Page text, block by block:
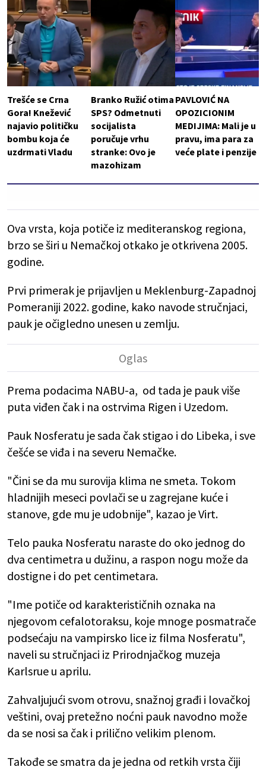
Trešće se Crna
Gora! Knežević
najavio političku
bombu koja će
uzdrmati Vladu
Branko Ružić otima
SPS? Odmetnuti
socijalista
poručuje vrhu
stranke: Ovo je
mazohizam
PAVLOVIĆ NA
OPOZICIONIM
MEDIJIMA: Mali je u
pravu, ima para za
veće plate i penzije
Ova vrsta, koja potiče iz mediteranskog regiona,
brzo se širi u Nemačkoj otkako je otkrivena 2005.
godine.
Prvi primerak je prijavljen u Meklenburg-Zapadnoj
Pomeraniji 2022. godine, kako navode stručnjaci,
pauk je očigledno unesen u zemlju.
Prema podacima NABU-a, od tada je pauk više
puta viđen čak i na ostrvima Rigen i Uzedom.
Pauk Nosferatu je sada čak stigao i do Libeka, i sve
češće se viđa i na severu Nemačke.
"Čini se da mu surovija klima ne smeta. Tokom
hladnijih meseci povlači se u zagrejane kuće i
stanove, gde mu je udobnije", kazao je Virt.
Telo pauka Nosferatu naraste do oko jednog do
dva centimetra u dužinu, a raspon nogu može da
dostigne i do pet centimetara.
"Ime potiče od karakterističnih oznaka na
njegovom cefalotoraksu, koje mnoge posmatrače
podsećaju na vampirsko lice iz filma Nosferatu",
naveli su stručnjaci iz Prirodnjačkog muzeja
Karlsrue u aprilu.
Zahvaljujući svom otrovu, snažnoj građi i lovačkoj
veštini, ovaj pretežno noćni pauk navodno može
da se nosi sa čak i prilično velikim plenom.
Takođe se smatra da je jedna od retkih vrsta čiji